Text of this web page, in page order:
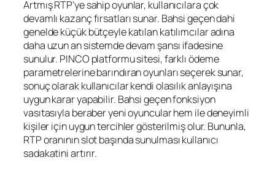
Artmış RTP’ye sahip oyunlar, kullanıcılara çok
devamlı kazanç fırsatları sunar. Bahsi geçen dahi
genelde küçük bütçeyle katılan katılımcılar adına
daha uzun an sistemde devam şansı ifadesine
sunulur. PINCO platformu sitesi, farklı ödeme
parametrelerine barındıran oyunları seçerek sunar,
sonuç olarak kullanıcılar kendi olasılık anlayışına
uygun karar yapabilir. Bahsi geçen fonksiyon
vasıtasıyla beraber yeni oyuncular hem ile deneyimli
kişiler için uygun tercihler gösterilmiş olur. Bununla,
RTP oranının slot başında sunulması kullanıcı
sadakatini artırır.